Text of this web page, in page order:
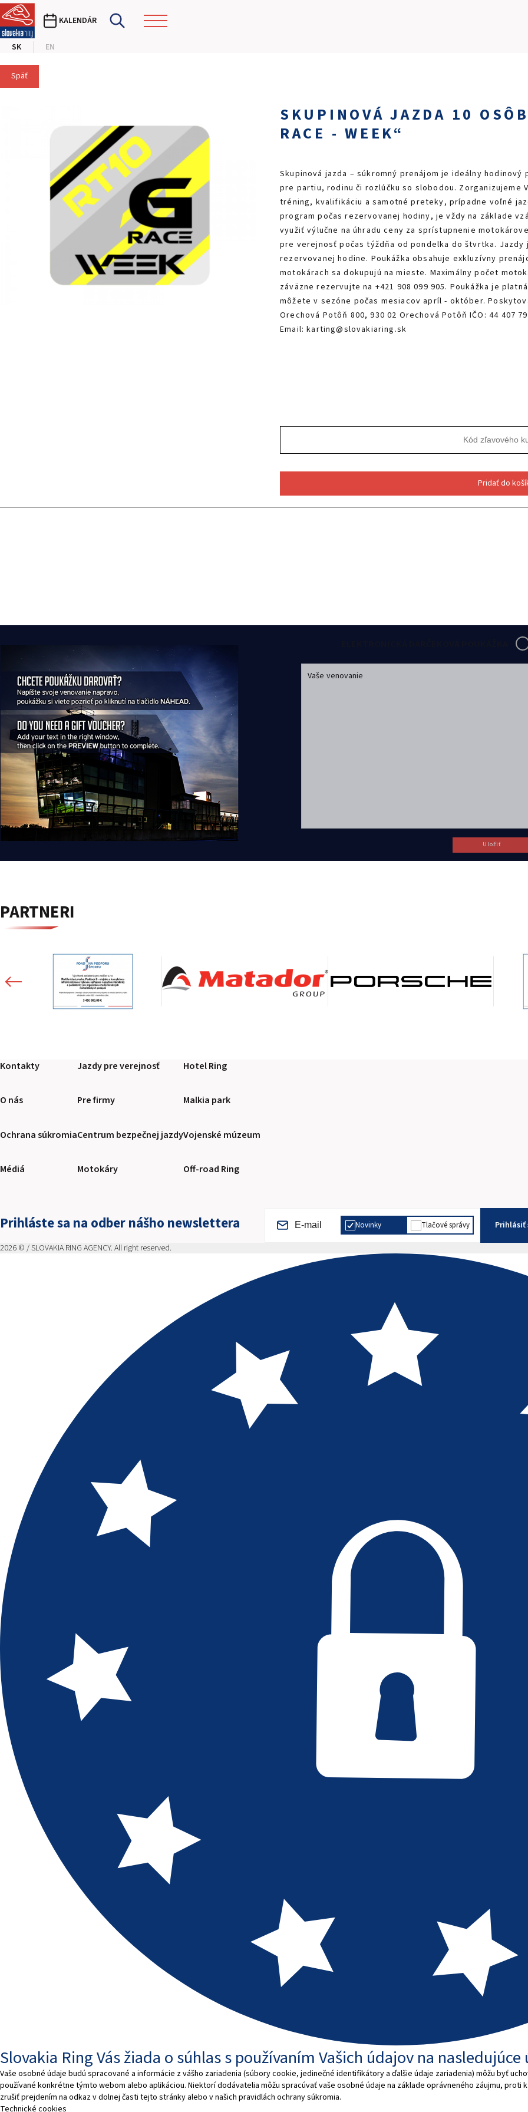
KALENDÁR
SK EN
Späť
SKUPINOVÁ JAZDA 10
RACE - WEEK“
Skupinová jazda – súkromný prenájom je ideálny
pre partiu, rodinu či rozlúčku so slobodou. Zorganizujeme
tréning, kvalifikáciu a samotné preteky, prípadne voľné
program počas rezervovanej hodiny, je vždy na základe
využiť výlučne na úhradu ceny za sprístupnenie
pre verejnosť počas týždňa od pondelka do štvrtka.
rezervovanej hodine. Poukážka obsahuje exkluzívny
motokárach sa dokupujú na mieste. Maximálny počet
záväzne rezervujte na +421 908 099 905. Poukážka je
môžete v sezóne počas mesiacov apríl - október.
Orechová Potôň 800, 930 02 Orechová Potôň IČO: 44 407
Email: karting@slovakiaring.sk
Pridať do
Uložiť
PARTNERI
Kontakty
O nás
Ochrana súkromia
Médiá
Jazdy pre verejnosť
Pre firmy
Centrum bezpečnej jazdy
Motokáry
Hotel Ring
Malkia park
Vojenské múzeum
Off-road Ring
Prihláste sa na odber nášho newslettera Novinky Tlačové správy
Prihlásiť
2026 © / SLOVAKIA RING AGENCY. All right reserved.
Slovakia Ring Vás žiada o súhlas s používaním Vašich údajov na nasledujúce
Vaše osobné údaje budú spracované a informácie z vášho zariadenia (súbory cookie, jedinečné identifikátory a ďalšie údaje zariadenia) môžu byť
používané konkrétne týmto webom alebo aplikáciou. Niektorí dodávatelia môžu spracúvať vaše osobné údaje na základe oprávneného záujmu,
zrušiť prejdením na odkaz v dolnej časti tejto stránky alebo v našich pravidlách ochrany súkromia.
Technické cookies